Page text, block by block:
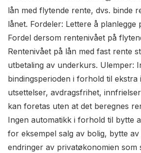
lån med flytende rente, dvs. binde
lånet. Fordeler: Lettere å planlegge
Fordel dersom rentenivået på
Rentenivået på lån med fast rente
utbetaling av underkurs. Ulemper:
bindingsperioden i forhold til ekstra
utsettelser, avdragsfrihet,
kan foretas uten at det beregnes
Ingen automatikk i forhold til bytte
for eksempel salg av bolig, bytte
endringer av privatøkonomien som